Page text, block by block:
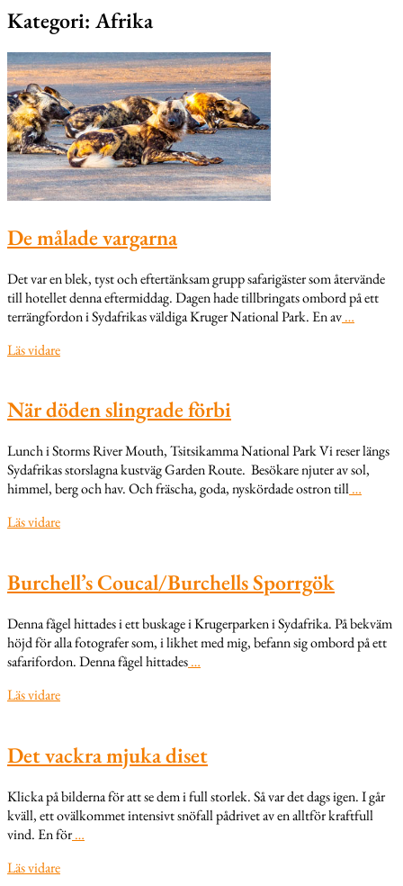
Kategori: Afrika
De målade vargarna
Det var en blek, tyst och eftertänksam grupp safarigäster som återvände
till hotellet denna eftermiddag. Dagen hade tillbringats ombord på ett
terrängfordon i Sydafrikas väldiga Kruger National Park. En av…
Läs vidare
När döden slingrade förbi
Lunch i Storms River Mouth, Tsitsikamma National Park Vi reser längs
Sydafrikas storslagna kustväg Garden Route. Besökare njuter av sol,
himmel, berg och hav. Och fräscha, goda, nyskördade ostron till…
Läs vidare
Burchell’s Coucal/Burchells Sporrgök
Denna fågel hittades i ett buskage i Krugerparken i Sydafrika. På bekväm
höjd för alla fotografer som, i likhet med mig, befann sig ombord på ett
safarifordon. Denna fågel hittades…
Läs vidare
Det vackra mjuka diset
Klicka på bilderna för att se dem i full storlek. Så var det dags igen. I går
kväll, ett ovälkommet intensivt snöfall pådrivet av en alltför kraftfull
vind. En för…
Läs vidare